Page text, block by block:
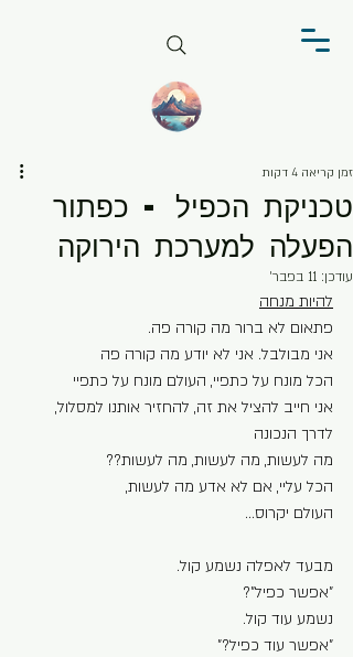
טכניקת הכפיל - כפתור
הפעלה למערכת הירוקה
זמן קריאה 4 דקות
עודכן: 11 בפבר׳
להיות מנחה
פתאום לא ברור מה קורה פה.
אני מבולבל. אני לא יודע מה קורה פה
הכל מונח על כתפיי, העולם מונח על כתפיי
אני חייב להציל את זה, להחזיר אותנו למסלול,
לדרך הנכונה
מה לעשות, מה לעשות, מה לעשות??
הכל עליי, אם לא אדע מה לעשות,
העולם יקרוס…
מבעד לאפלה נשמע קול.
"אפשר כפיל"?
נשמע עוד קול.
"אפשר עוד כפיל?"